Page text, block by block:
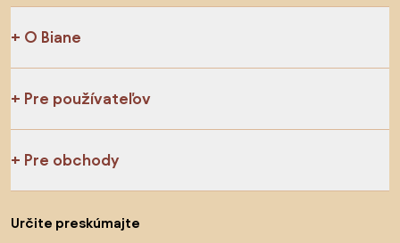
O Biane
Pre používateľov
Pre obchody
Určite preskúmajte